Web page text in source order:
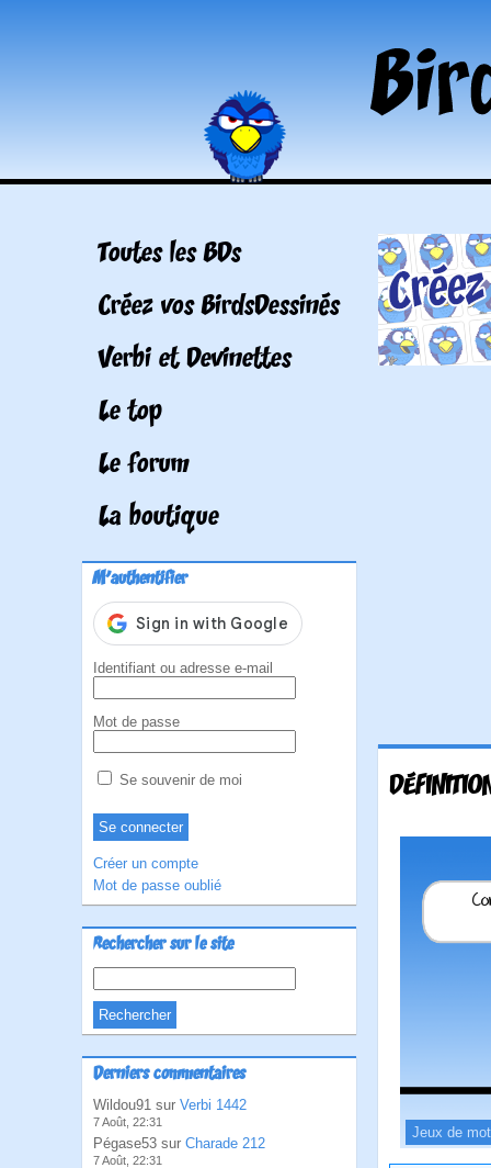
Toutes les BDs
Créez vos BirdsDessinés
Verbi et Devinettes
Le top
Le forum
La boutique
M'authentifier
Identifiant ou adresse e-mail
Mot de passe
Se souvenir de moi
Créer un compte
Mot de passe oublié
Rechercher sur le site
Derniers commentaires
Wildou91 sur Verbi 1442
7 Août, 22:31
Pégase53 sur Charade 212
7 Août, 22:31
Jeux de